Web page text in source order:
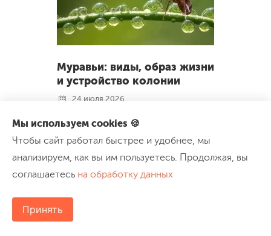
Мы используем cookies 🍪
Чтобы сайт работал быстрее и удобнее, мы
анализируем, как вы им пользуетесь. Продолжая, вы
соглашаетесь на обработку данных
Принять
Муравьи: виды, образ жизни
и устройство колонии
24 июля 2026
Общая характеристика муравьёв
усики, челюсти Грудь и ноги Брюшко:
железы, жало, яд Органы чувств и
коммуникация Касты в колонии